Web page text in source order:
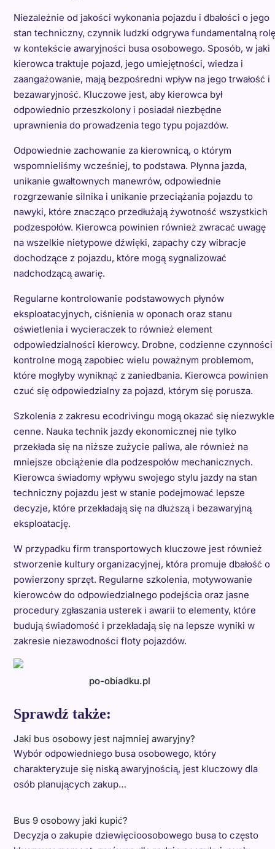
Niezależnie od jakości wykonania pojazdu i dbałości o jego
stan techniczny, czynnik ludzki odgrywa fundamentalną rolę
w kontekście awaryjności busa osobowego. Sposób, w jaki
kierowca traktuje pojazd, jego umiejętności, wiedza i
zaangażowanie, mają bezpośredni wpływ na jego trwałość i
bezawaryjność. Kluczowe jest, aby kierowca był
odpowiednio przeszkolony i posiadał niezbędne
uprawnienia do prowadzenia tego typu pojazdów.
Odpowiednie zachowanie za kierownicą, o którym
wspomnieliśmy wcześniej, to podstawa. Płynna jazda,
unikanie gwałtownych manewrów, odpowiednie
rozgrzewanie silnika i unikanie przeciążania pojazdu to
nawyki, które znacząco przedłużają żywotność wszystkich
podzespołów. Kierowca powinien również zwracać uwagę
na wszelkie nietypowe dźwięki, zapachy czy wibracje
dochodzące z pojazdu, które mogą sygnalizować
nadchodzącą awarię.
Regularne kontrolowanie podstawowych płynów
eksploatacyjnych, ciśnienia w oponach oraz stanu
oświetlenia i wycieraczek to również element
odpowiedzialności kierowcy. Drobne, codzienne czynności
kontrolne mogą zapobiec wielu poważnym problemom,
które mogłyby wyniknąć z zaniedbania. Kierowca powinien
czuć się odpowiedzialny za pojazd, którym się porusza.
Szkolenia z zakresu ecodrivingu mogą okazać się niezwykle
cenne. Nauka technik jazdy ekonomicznej nie tylko
przekłada się na niższe zużycie paliwa, ale również na
mniejsze obciążenie dla podzespołów mechanicznych.
Kierowca świadomy wpływu swojego stylu jazdy na stan
techniczny pojazdu jest w stanie podejmować lepsze
decyzje, które przekładają się na dłuższą i bezawaryjną
eksploatację.
W przypadku firm transportowych kluczowe jest również
stworzenie kultury organizacyjnej, która promuje dbałość o
powierzony sprzęt. Regularne szkolenia, motywowanie
kierowców do odpowiedzialnego podejścia oraz jasne
procedury zgłaszania usterek i awarii to elementy, które
budują świadomość i przekładają się na lepsze wyniki w
zakresie niezawodności floty pojazdów.
po-obiadku.pl
Sprawdź także:
Jaki bus osobowy jest najmniej awaryjny?
Wybór odpowiedniego busa osobowego, który
charakteryzuje się niską awaryjnością, jest kluczowy dla
osób planujących zakup…
Bus 9 osobowy jaki kupić?
Decyzja o zakupie dziewięcioosobowego busa to często